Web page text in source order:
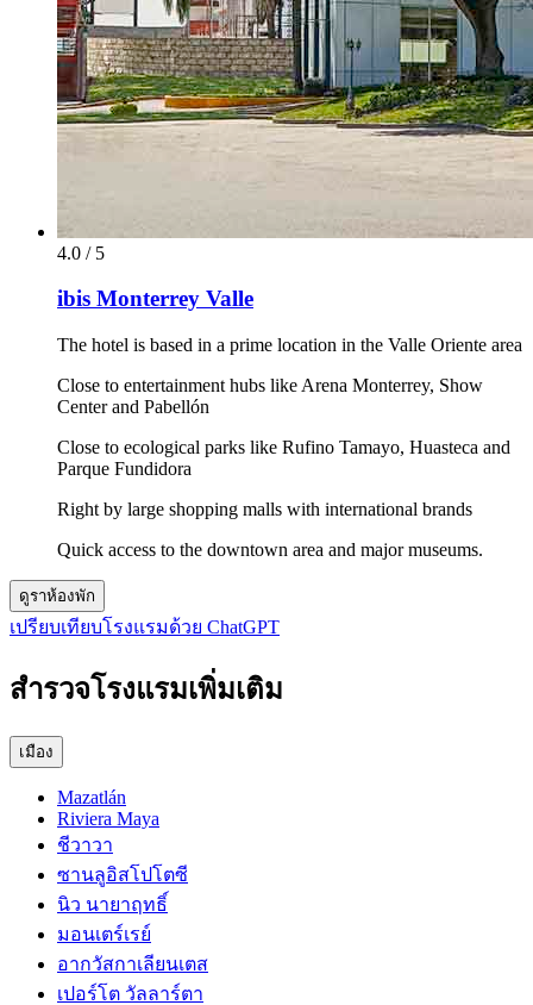
4.0 / 5
ibis Monterrey Valle
The hotel is based in a prime location in the Valle Oriente area
Close to entertainment hubs like Arena Monterrey, Show
Center and Pabellón
Close to ecological parks like Rufino Tamayo, Huasteca and
Parque Fundidora
Right by large shopping malls with international brands
Quick access to the downtown area and major museums.
ดูราห้องพัก
เปรียบเทียบโรงแรมด้วย ChatGPT
สำรวจโรงแรมเพิ่มเติม
เมือง
Mazatlán
Riviera Maya
ชีวาวา
ซานลูอิสโปโตซี
นิว นายาฤทธิ์
มอนเตร์เรย์
อากวัสกาเลียนเตส
เปอร์โต วัลลาร์ตา